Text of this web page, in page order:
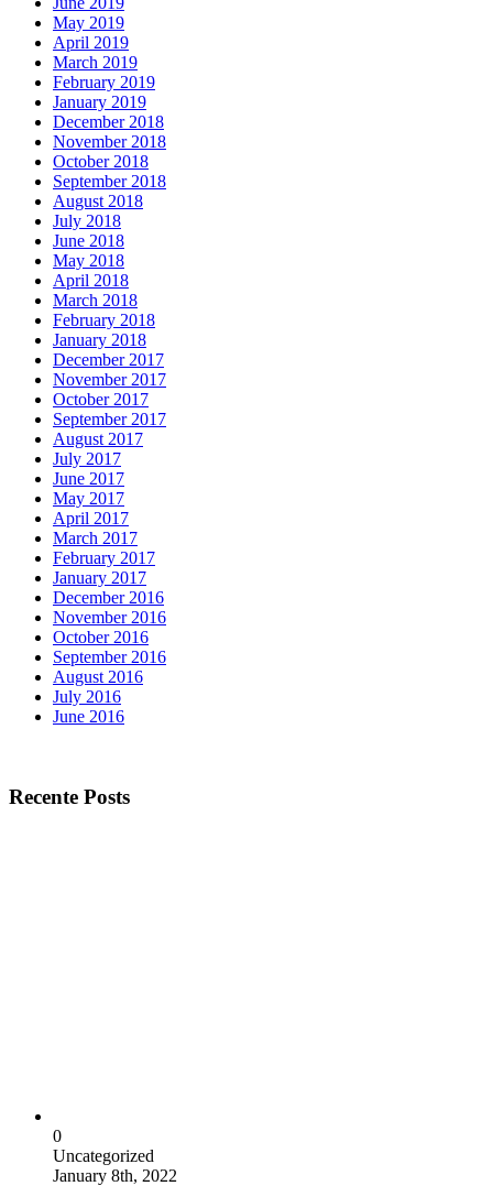
May 2019
April 2019
March 2019
February 2019
January 2019
December 2018
November 2018
October 2018
September 2018
August 2018
July 2018
June 2018
May 2018
April 2018
March 2018
February 2018
January 2018
December 2017
November 2017
October 2017
September 2017
August 2017
July 2017
June 2017
May 2017
April 2017
March 2017
February 2017
January 2017
December 2016
November 2016
October 2016
September 2016
August 2016
July 2016
June 2016
Recente Posts
0
Uncategorized
January 8th, 2022